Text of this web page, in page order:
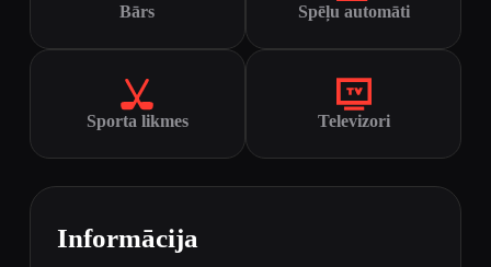
Bārs Spēļu automāti
Sporta likmes Televizori
Informācija